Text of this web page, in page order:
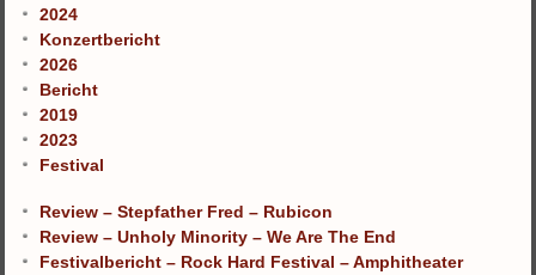
2024
Konzertbericht
2026
Bericht
2019
2023
Festival
Review – Stepfather Fred – Rubicon
Review – Unholy Minority – We Are The End
Festivalbericht – Rock Hard Festival – Amphitheater